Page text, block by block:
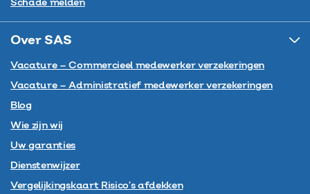
Over SAS
Vacature – Commercieel medewerker verzekeringen
Vacature – Administratief medewerker verzekeringen
Blog
Wie zijn wij
Uw garanties
Dienstenwijzer
Vergelijkingskaart Risico’s afdekken